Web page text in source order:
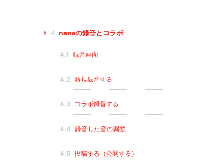
4 nanaの録音とコラボ
4.1 録音画面
4.2 新規録音する
4.3 コラボ録音する
4.4 録音した音の調整
4.5 投稿する（公開する）